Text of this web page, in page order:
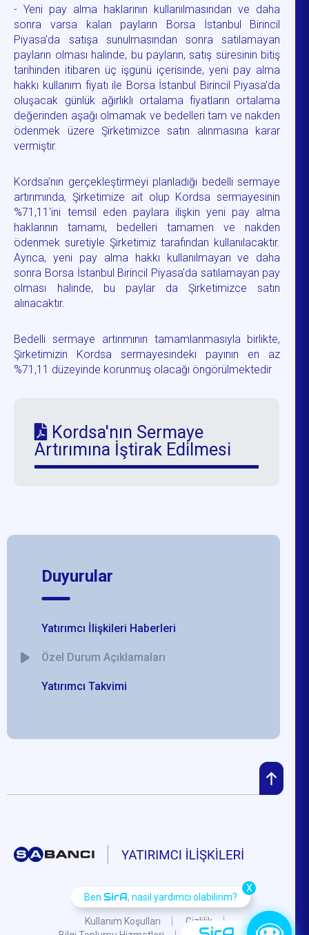
- Yeni pay alma haklarının kullanılmasından ve daha
sonra varsa kalan payların Borsa İstanbul Birincil
Piyasa'da satışa sunulmasından sonra satılamayan
payların olması halinde, bu payların, satış süresinin bitiş
tarihinden itibaren üç işgünü içerisinde, yeni pay alma
hakkı kullanım fiyatı ile Borsa İstanbul Birincil Piyasa'da
oluşacak günlük ağırlıklı ortalama fiyatların ortalama
değerinden aşağı olmamak ve bedelleri tam ve nakden
ödenmek üzere Şirketimizce satın alınmasına karar
vermiştir.
Kordsa'nın gerçekleştirmeyi planladığı bedelli sermaye
artırımında, Şirketimize ait olup Kordsa sermayesinin
%71,11'ini temsil eden paylara ilişkin yeni pay alma
haklarının tamamı, bedelleri tamamen ve nakden
ödenmek suretiyle Şirketimiz tarafından kullanılacaktır.
Ayrıca, yeni pay alma hakkı kullanılmayan ve daha
sonra Borsa İstanbul Birincil Piyasa'da satılamayan pay
olması halinde, bu paylar da Şirketimizce satın
alınacaktır.
Bedelli sermaye artırımının tamamlanmasıyla birlikte,
Şirketimizin Kordsa sermayesindeki payının en az
%71,11 düzeyinde korunmuş olacağı öngörülmektedir
Kordsa'nın Sermaye
Artırımına İştirak Edilmesi
Duyurular
Yatırımcı İlişkileri Haberleri
Özel Durum Açıklamaları
Yatırımcı Takvimi
Kullanım Koşulları
Gizlilik
Ben SirA, nasıl yardımcı olabilirim?
X